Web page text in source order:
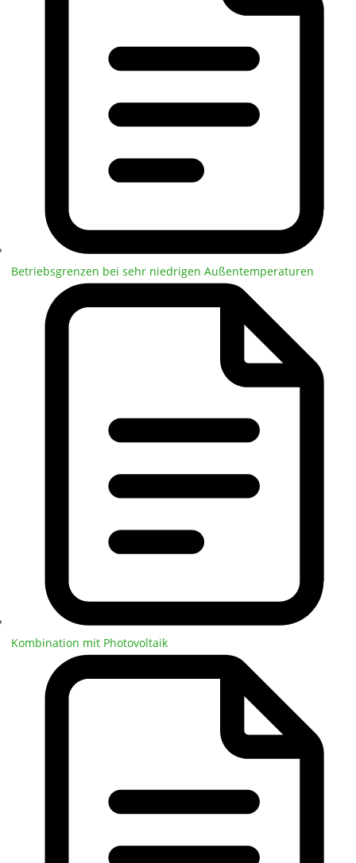
Betriebsgrenzen bei sehr niedrigen Außentemperaturen
Kombination mit Photovoltaik